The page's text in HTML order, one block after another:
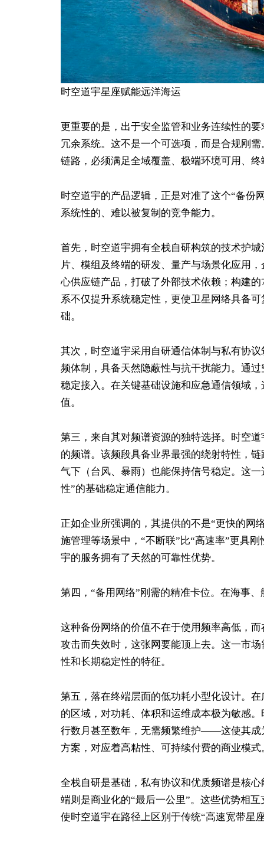
时空道宇星座赋能远洋海运
更重要的是，出于安全监管和业务连续性的
冗余系统。这不是一个可选项，而是合规刚
链路，必须满足全域覆盖、极端环境可用、
时空道宇的产品逻辑，正是对准了这个“备份
系统性的、难以被复制的竞争能力。
首先，时空道宇拥有全栈自研构筑的技术护
片、模组及终端的研发、量产与场景化应用
心供应链产品，打破了外部技术依赖；构建
系不仅提升系统稳定性，更使卫星网络具备
础。
其次，时空道宇采用自研通信体制与私有协
频体制，具备天然隐蔽性与抗干扰能力。通
稳定接入。在关键基础设施和应急通信领域
值。
第三，来自其对频谱资源的独特选择。时空
的频谱。该频段具备业界最强的绕射特性，
气下（台风、暴雨）也能保持信号稳定。这
性”的基础稳定通信能力。
正如企业所强调的，其提供的不是“更快的网
施管理等场景中，“不断联”比“高速率”更具
宇的服务拥有了天然的可靠性优势。
第四，“备用网络”刚需的精准卡位。在海事
这种备份网络的价值不在于使用频率高低，
攻击而失效时，这张网要能顶上去。这一市
性和长期稳定性的特征。
第五，落在终端层面的低功耗小型化设计。
的区域，对功耗、体积和运维成本极为敏感
行数月甚至数年，无需频繁维护——这使其成
方案，对应着高粘性、可持续付费的商业模式
全栈自研是基础，私有协议和优质频谱是核
端则是商业化的“最后一公里”。这些优势相
使时空道宇在路径上区别于传统“高速宽带星